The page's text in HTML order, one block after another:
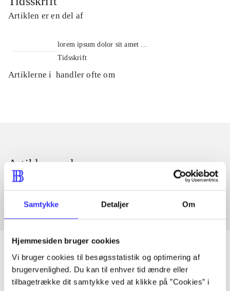
Samtykke Detaljer Om
Hjemmesiden bruger cookies
Vi bruger cookies til besøgsstatistik og optimering af
brugervenlighed. Du kan til enhver tid ændre eller
tilbagetrække dit samtykke ved at klikke på ”Cookies” i
Artiklen er en del af
lorem ipsum dolor sit amet ...
Tidsskrift
Artiklerne i handler ofte om
Artikler med samme emner
Fra
Artikler